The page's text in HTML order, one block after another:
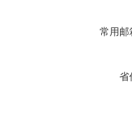
常用邮
省